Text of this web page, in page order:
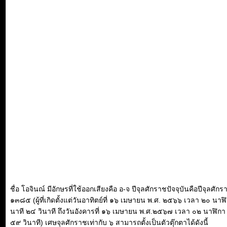
ชื่อ โอจินณ์ มีอักษรที่ใช้ออกเสียงคือ อ-จ ปีจุลศักราชปัจจุบันคือปีจุลศักร
๑๓๘๕ (ผู้ที่เกิดตั้งแต่วันอาทิตย์ที่ ๑๖ เมษายน พ.ศ. ๒๕๖๖ เวลา ๒๐ นา
นาที ๒๔ วินาที ถึงวันอังคารที่ ๑๖ เมษายน พ.ศ.๒๕๖๗ เวลา ๐๒ นาฬิก
๕๙ วินาที) เศษจุลศักราชเท่ากับ ๖ สามารถตั้งเป็นตัวตุ๊กตาได้ดังนี้